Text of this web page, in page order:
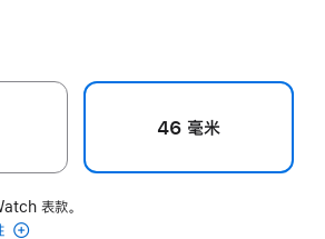
46 毫米
表款。